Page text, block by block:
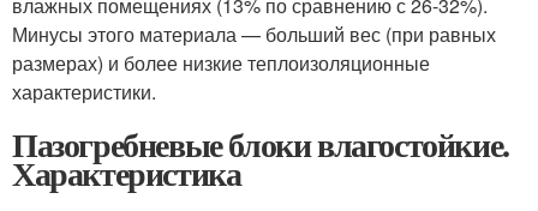
влажных помещениях (13% по сравнению с 26-32%).
Минусы этого материала — больший вес (при равных
размерах) и более низкие теплоизоляционные
характеристики.
Пазогребневые блоки влагостойкие.
Характеристика